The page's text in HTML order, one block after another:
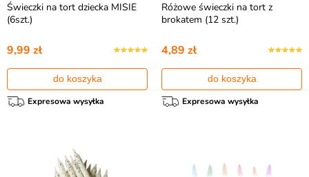
Świeczki na tort dziecka MISIE
(6szt.)
9,99 zł
do koszyka
Expresowa wysyłka
Różowe świeczki na tort z
brokatem (12 szt.)
4,89 zł
do koszyka
Expresowa wysyłka